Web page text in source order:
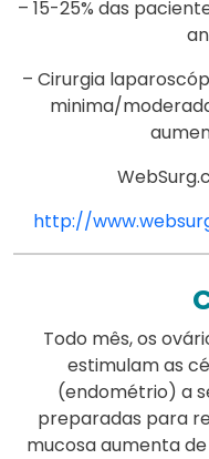
– 15-25% das
– Cirurgia
minima/
http://
Todo mês, os
estimulam as
(endométrio) a
preparadas para
mucosa aumenta